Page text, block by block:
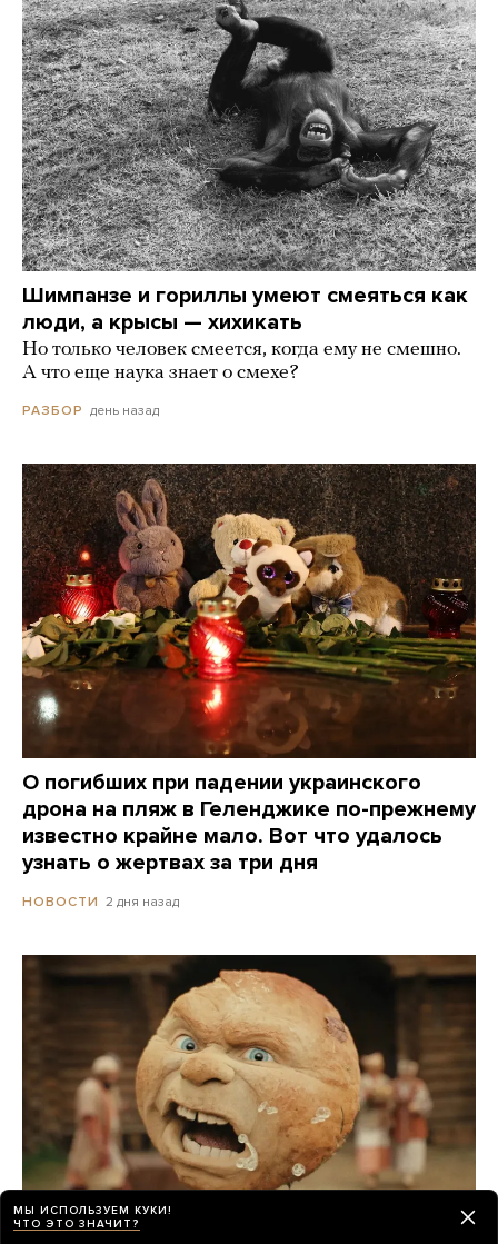
Шимпанзе и гориллы умеют смеяться как
люди, а крысы — хихикать
Но только человек смеется, когда ему не смешно.
А что еще наука знает о смехе?
РАЗБОР день назад
О погибших при падении украинского
дрона на пляж в Геленджике по-прежнему
известно крайне мало. Вот что удалось
узнать о жертвах за три дня
НОВОСТИ 2 дня назад
МЫ ИСПОЛЬЗУЕМ КУКИ!
ЧТО ЭТО ЗНАЧИТ?